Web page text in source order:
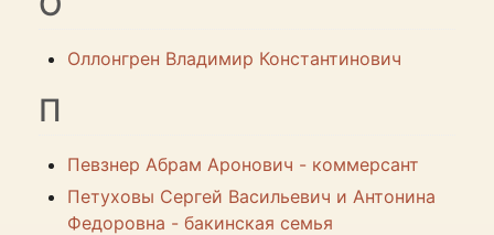
Оллонгрен Владимир Константинович
П
Певзнер Абрам Аронович - коммерсант
Петуховы Сергей Васильевич и Антонина
Федоровна - бакинская семья